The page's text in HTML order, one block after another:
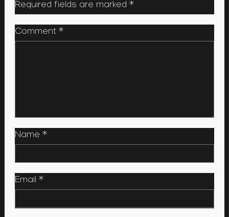
Required fields are marked *
Comment *
Name *
Email *